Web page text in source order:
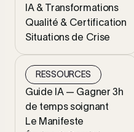
IA & Transformations
Qualité & Certification
Situations de Crise
RESSOURCES
Guide IA — Gagner 3h
de temps soignant
Le Manifeste